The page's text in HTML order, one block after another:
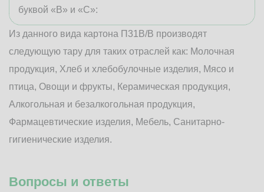
буквой «В» и «С»:
Из данного вида картона П31В/B производят
следующую тару для таких отраслей как: Молочная
продукция, Хлеб и хлебобулочные изделия, Мясо и
птица, Овощи и фрукты, Керамическая продукция,
Алкогольная и безалкогольная продукция,
Фармацевтические изделия, Мебель, Санитарно-
гигиенические изделия.
Вопросы и ответы